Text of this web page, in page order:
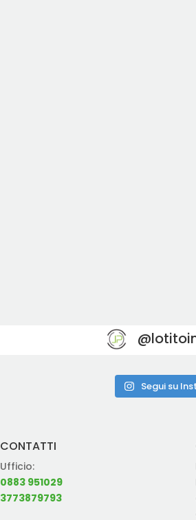
Segui su
CONTATTI
Ufficio:
0883 951029
3773879793